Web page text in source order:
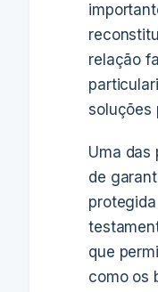
relação
soluções
Uma das
de
que
como os